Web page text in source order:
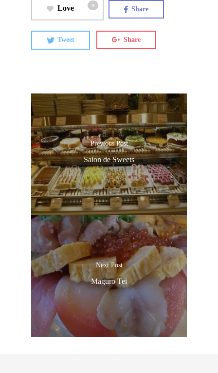
Love 0 Share
Tweet Share
Previous Post
Salon de Sweets
Next Post
Maguro Tei